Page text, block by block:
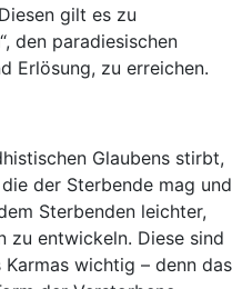
gilt es zu
den paradiesischen
Erlösung, zu erreichen.
Glaubens stirbt,
der Sterbende mag und
Sterbenden leichter,
zu entwickeln. Diese sind
wichtig – denn das